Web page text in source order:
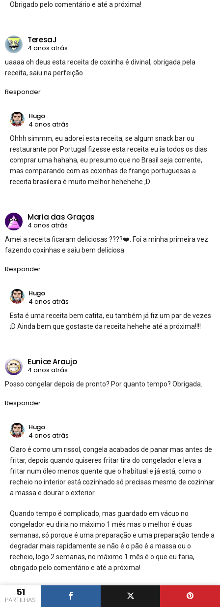
51
PARTILHAS
Obrigado pelo comentário e até a próxima!
TeresaJ
4 anos atrás
uaaaa oh deus esta receita de coxinha é divinal, obrigada pela
receita, saiu na perfeição
Responder
Hugo
4 anos atrás
Ohhh simmm, eu adorei esta receita, se algum snack bar ou
restaurante por Portugal fizesse esta receita eu ia todos os dias
comprar uma hahaha, eu presumo que no Brasil seja corrente,
mas comparando com as coxinhas de frango portuguesas a
receita brasileira é muito melhor hehehehe ;D
Maria das Graças
4 anos atrás
Amei a receita ficaram deliciosas ????❤️. Foi a minha primeira vez
fazendo coxinhas e saiu bem delíciosa
Responder
Hugo
4 anos atrás
Esta é uma receita bem catita, eu também já fiz um par de vezes
;D Ainda bem que gostaste da receita hehehe até a próxima!!!!
Eunice Araujo
4 anos atrás
Posso congelar depois de pronto? Por quanto tempo? Obrigada.
Responder
Hugo
4 anos atrás
Claro é como um rissol, congela acabados de panar mas antes de
fritar, depois quando quiseres fritar tira do congelador e leva a
fritar num óleo menos quente que o habitual e já está, como o
recheio no interior está cozinhado só precisas mesmo de cozinhar
a massa e dourar o exterior.
Quando tempo é complicado, mas guardado em vácuo no
congelador eu diria no máximo 1 mês mas o melhor é duas
semanas, só porque é uma preparação e uma preparação tende a
degradar mais rapidamente se não é o pão é a massa ou o
recheio, logo 2 semanas, no máximo 1 mês é o que eu faria,
obrigado pelo comentário e até a próxima!
Ahh e podes ver aqui mais dicas e tempos médios para a próxima
vez hehehe
https://www.iguaria.com/dicas/tempos-de-